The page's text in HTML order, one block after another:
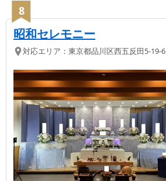
8
昭和セレモニー
対応エリア： 東京都品川区西五反田5-19-6